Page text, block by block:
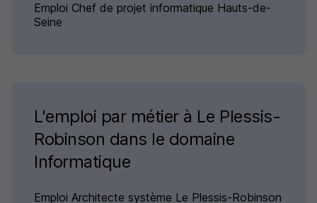
Emploi Chef de projet informatique Hauts-de-
Seine
L'emploi par métier à Le Plessis-
Robinson dans le domaine
Informatique
Emploi Architecte système Le Plessis-Robinson